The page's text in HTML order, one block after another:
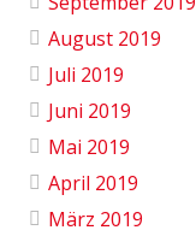
August 2019
Juli 2019
Juni 2019
Mai 2019
April 2019
März 2019